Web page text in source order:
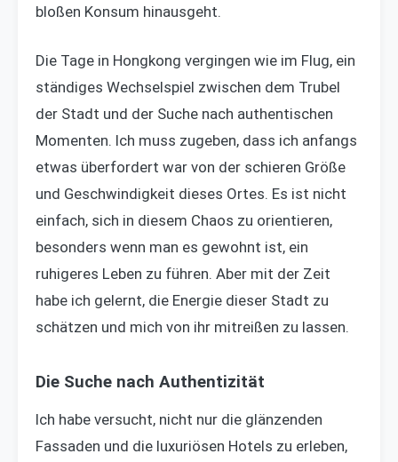
bloßen Konsum hinausgeht.
Die Tage in Hongkong vergingen wie im Flug, ein
ständiges Wechselspiel zwischen dem Trubel
der Stadt und der Suche nach authentischen
Momenten. Ich muss zugeben, dass ich anfangs
etwas überfordert war von der schieren Größe
und Geschwindigkeit dieses Ortes. Es ist nicht
einfach, sich in diesem Chaos zu orientieren,
besonders wenn man es gewohnt ist, ein
ruhigeres Leben zu führen. Aber mit der Zeit
habe ich gelernt, die Energie dieser Stadt zu
schätzen und mich von ihr mitreißen zu lassen.
Die Suche nach Authentizität
Ich habe versucht, nicht nur die glänzenden
Fassaden und die luxuriösen Hotels zu erleben,